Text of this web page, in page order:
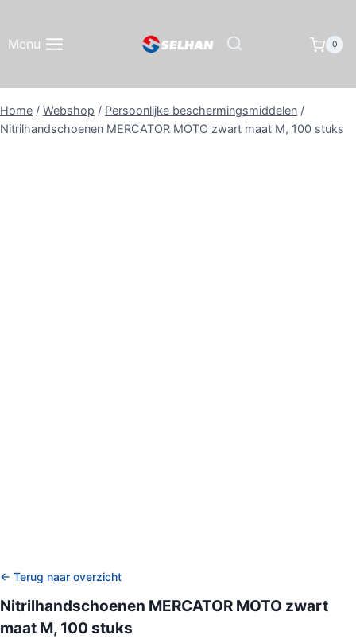
inhoud
Menu 0
Home / Webshop / Persoonlijke beschermingsmiddelen /
Nitrilhandschoenen MERCATOR MOTO zwart maat M, 100 stuks
← Terug naar overzicht
Nitrilhandschoenen MERCATOR MOTO zwart
maat M, 100 stuks